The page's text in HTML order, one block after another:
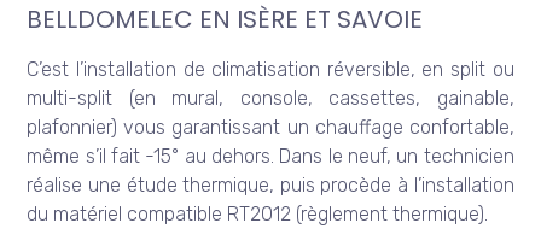
BELLDOMELEC EN ISÈRE ET SAVOIE
C’est l’installation de climatisation réversible, en split ou
multi-split (en mural, console, cassettes, gainable,
plafonnier) vous garantissant un chauffage confortable,
même s’il fait -15° au dehors. Dans le neuf, un technicien
réalise une étude thermique, puis procède à l’installation
du matériel compatible RT2012 (règlement thermique).